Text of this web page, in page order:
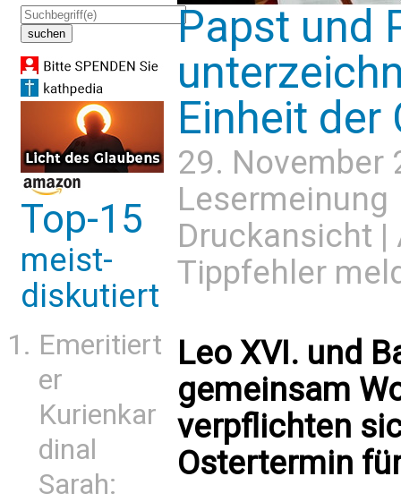
Top-15
meist-
diskutiert
Emeritiert
er
Kurienkar
dinal
Sarah:
Papst und
Einheit der
29. November
Lesermeinung
Druckansicht |
Tippfehler
Leo XVI. und
gemeinsam
verpflichten
Ostertermin